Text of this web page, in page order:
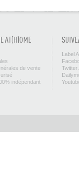
AT(H)OME
de vente
indépendant
Label
Twitter